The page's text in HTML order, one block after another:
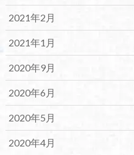
2021年2月
2021年1月
2020年9月
2020年6月
2020年5月
2020年4月